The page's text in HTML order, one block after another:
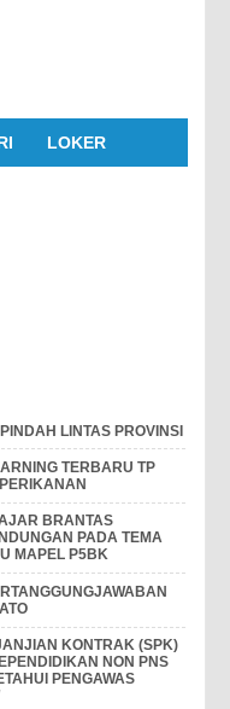
LOKER
LINTAS PROVINSI
TERBARU TP
BRANTAS
PADA TEMA
MAPEL P5BK
KONTRAK (SPK)
NON PNS
PENGAWAS